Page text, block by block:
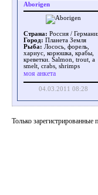
Aborigen
Страна: Россия /
Город: Планета Земля
Рыба: Лосось, форель,
хариус, корюшка, крабы,
креветки. Salmon, trout, a
smelt, crabs, shrimps
моя анкета
04.03.2011 08:28
Только зарегистрированные